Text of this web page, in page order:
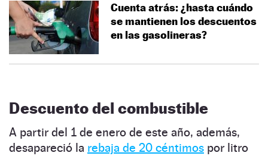
Cuenta atrás: ¿hasta cuándo
se mantienen los descuentos
en las gasolineras?
Descuento del combustible
A partir del 1 de enero de este año, además,
desapareció la rebaja de 20 céntimos por litro